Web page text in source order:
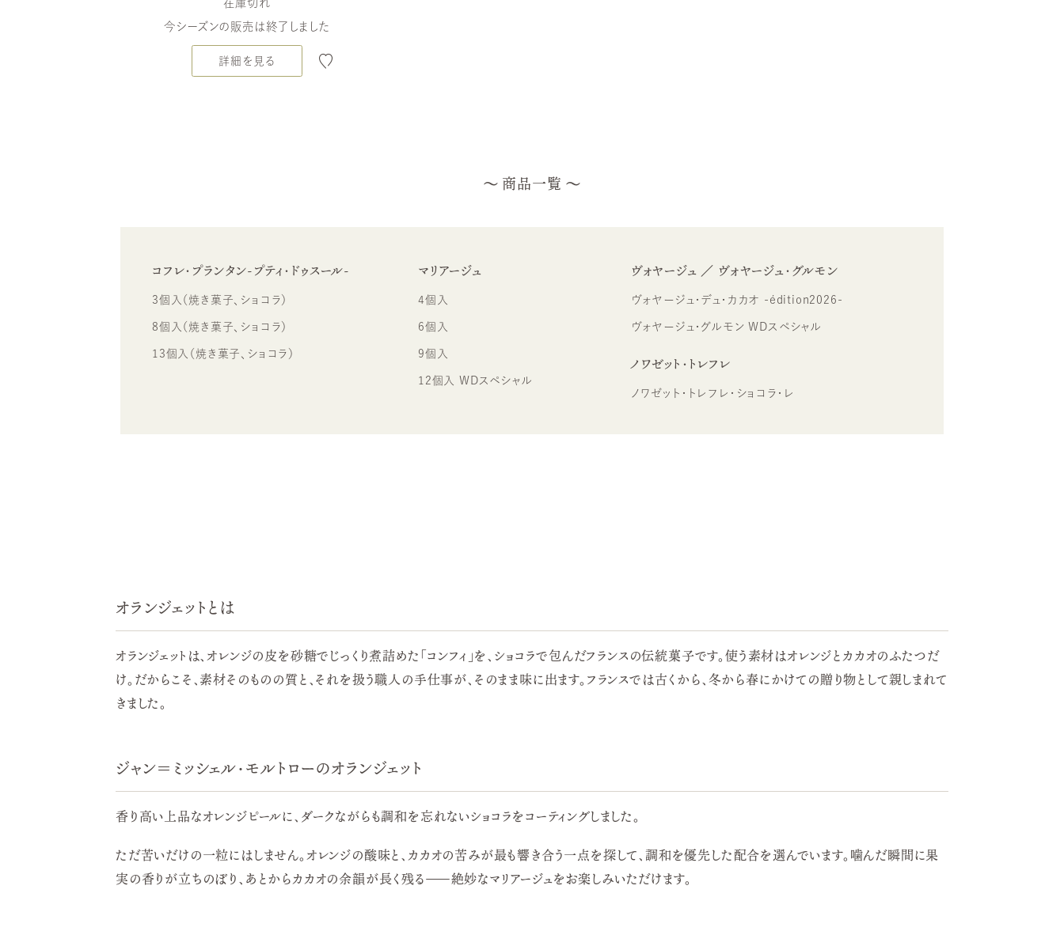
在庫切れ
今シーズンの販売は終了しました
詳細を見る
商品一覧
コフレ・プランタン-プティ・ドゥスール-
3個入（焼き菓子、ショコラ）
8個入（焼き菓子、ショコラ）
13個入（焼き菓子、ショコラ）
マリアージュ
4個入
6個入
9個入
12個入 WDスペシャル
ヴォヤージュ ／ ヴォヤージュ・グルモン
ヴォヤージュ・デュ・カカオ -édition2026-
ヴォヤージュ・グルモン WDスペシャル
ノワゼット・トレフレ
ノワゼット・トレフレ・ショコラ・レ
オランジェットとは
オランジェットは、オレンジの皮を砂糖でじっくり煮詰めた「コンフィ」を、ショコラで包んだフランスの伝統菓子です。使う素材はオレンジとカカオのふたつだ
け。だからこそ、素材そのものの質と、それを扱う職人の手仕事が、そのまま味に出ます。フランスでは古くから、冬から春にかけての贈り物として親しまれて
きました。
ジャン＝ミッシェル・モルトローのオランジェット
香り高い上品なオレンジピールに、ダークながらも調和を忘れないショコラをコーティングしました。
ただ苦いだけの一粒にはしません。オレンジの酸味と、カカオの苦みが最も響き合う一点を探して、調和を優先した配合を選んでいます。噛んだ瞬間に果
実の香りが立ちのぼり、あとからカカオの余韻が長く残る——絶妙なマリアージュをお楽しみいただけます。